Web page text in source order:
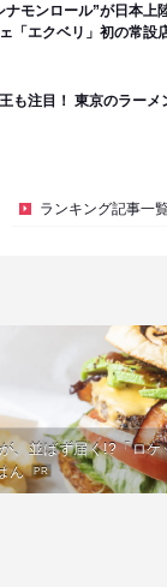
ナモンロール”が日本上
「エクベリ」初の常設
も注目！ 東京のラーメ
ランキング記事一
、並ばず届く!?「ロ
ん PR